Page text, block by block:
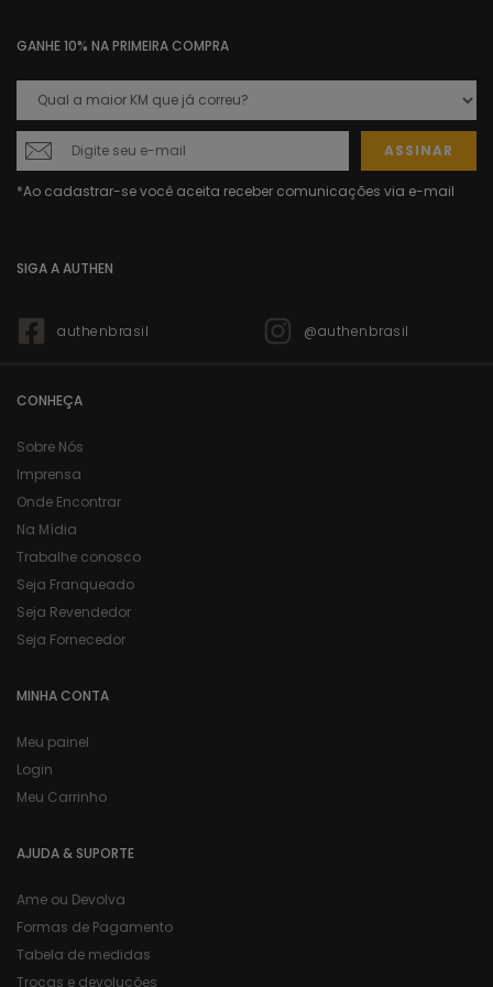
GANHE 10% NA PRIMEIRA COMPRA
ASSINAR
SIGA A AUTHEN
authenbrasil @authenbrasil
CONHEÇA
Sobre Nós
Imprensa
Onde Encontrar
Na Mídia
Trabalhe conosco
Seja Franqueado
Seja Revendedor
Seja Fornecedor
MINHA CONTA
Meu painel
Login
Meu Carrinho
AJUDA & SUPORTE
Ame ou Devolva
Formas de Pagamento
Tabela de medidas
Trocas e devoluções